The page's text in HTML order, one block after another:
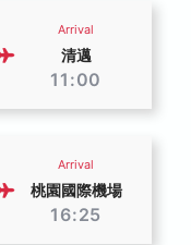
Arrival
清邁
11:00
Arrival
桃園國際機場
16:25